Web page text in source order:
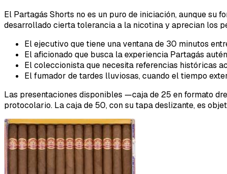
El Partagás Shorts no es un puro de iniciación, aunque
desarrollado cierta tolerancia a la nicotina y aprecian los
El ejecutivo que tiene una ventana de 30 minutos
El aficionado que busca la experiencia Partagás
El coleccionista que necesita referencias históricas
El fumador de tardes lluviosas, cuando el tiempo
Las presentaciones disponibles —caja de 25 en formato
protocolario. La caja de 50, con su tapa deslizante, es